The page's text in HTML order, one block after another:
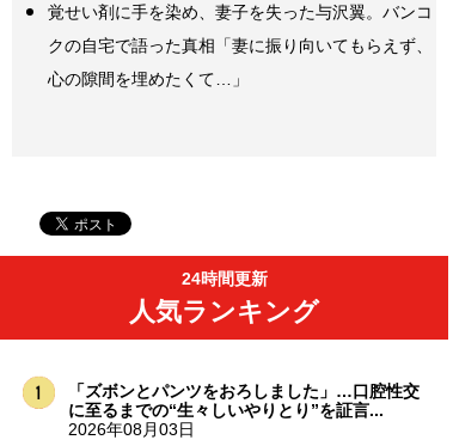
覚せい剤に手を染め、妻子を失った与沢翼。バンコ
クの自宅で語った真相「妻に振り向いてもらえず、
心の隙間を埋めたくて…」
24時間更新
人気ランキング
「ズボンとパンツをおろしました」…口腔性交
に至るまでの“生々しいやりとり”を証言...
2026年08月03日